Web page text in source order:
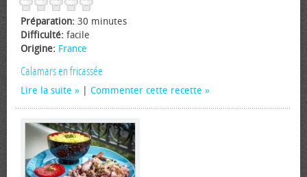
Préparation: 30 minutes
Difficulté: facile
Origine: France
Calamars en fricassée
Lire la suite Commenter cette recette